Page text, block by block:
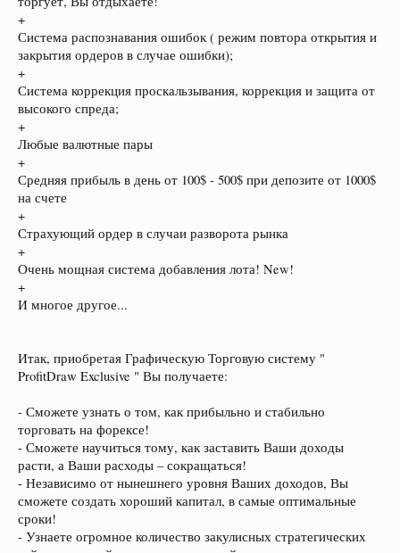
+
Система распознавания ошибок ( режим повтора открытия и
закрытия ордеров в случае ошибки);
+
Система коррекция проскальзывания, коррекция и защита от
высокого спреда;
+
Любые валютные пары
+
Средняя прибыль в день от 100$ - 500$ при депозите от 1000$
на счете
+
Страхующий ордер в случаи разворота рынка
+
Очень мощная система добавления лота! New!
+
И многое другое...
Итак, приобретая Графическую Торговую систему "
ProfitDraw Exclusive " Вы получаете:
- Сможете узнать о том, как прибыльно и стабильно
торговать на форексе!
- Сможете научиться тому, как заставить Ваши доходы
расти, а Ваши расходы – сокращаться!
- Независимо от нынешнего уровня Ваших доходов, Вы
сможете создать хороший капитал, в самые оптимальные
сроки!
- Узнаете огромное количество закулисных стратегических